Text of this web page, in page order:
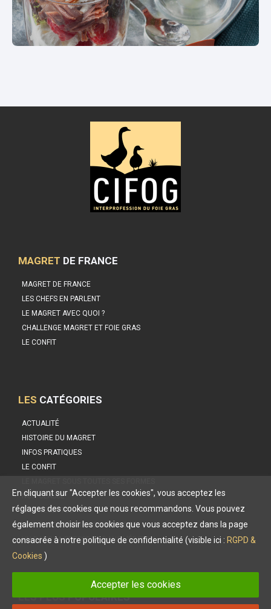
MAGRET DE FRANCE
MAGRET DE FRANCE
LES CHEFS EN PARLENT
LE MAGRET AVEC QUOI ?
CHALLENGE MAGRET ET FOIE GRAS
LE CONFIT
LES CATÉGORIES
ACTUALITÉ
HISTOIRE DU MAGRET
INFOS PRATIQUES
LE CONFIT
NON CLASSÉ
NOS RECETTES
NOS SUGGESTIONS GOURMANDES
VU DANS LA PRESSE ET DANS L'ÉDITION
LES PLUSPOPULAIRES
En cliquant sur "Accepter les cookies", vous acceptez les
réglages des cookies que nous recommandons. Vous pouvez
également choisir les cookies que vous acceptez dans la page
consacrée à notre politique de confidentialité (visible ici : RGPD &
Cookies )
Accepter les cookies